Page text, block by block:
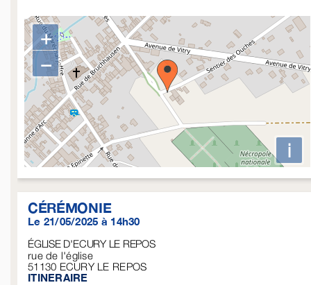
+
−
i
CÉRÉMONIE
Le 21/05/2025 à 14h30
ÉGLISE D'ECURY LE REPOS
rue de l'église
51130 ECURY LE REPOS
ITINERAIRE